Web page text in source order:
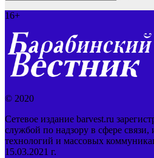
16+
© 2020
Сетевое издание barvest.ru
службой по надзору в сфере
технологий и массовых
15.03.2021 г.